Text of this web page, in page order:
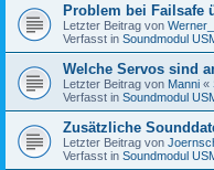
Problem bei Failsafe
Letzter Beitrag von
Verfasst in Soundmodul
Welche Servos sind
Letzter Beitrag von Manni «
Verfasst in Soundmodul
Zusätzliche
Letzter Beitrag von
Verfasst in Soundmodul